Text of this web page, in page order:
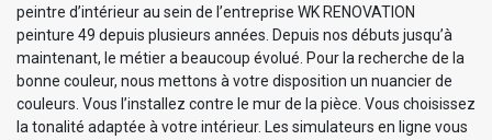
peintre d’intérieur au sein de l’entreprise WK RENOVATION
peinture 49 depuis plusieurs années. Depuis nos débuts jusqu’à
maintenant, le métier a beaucoup évolué. Pour la recherche de la
bonne couleur, nous mettons à votre disposition un nuancier de
couleurs. Vous l’installez contre le mur de la pièce. Vous choisissez
la tonalité adaptée à votre intérieur. Les simulateurs en ligne vous